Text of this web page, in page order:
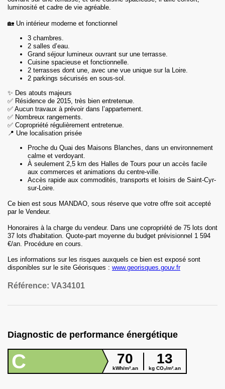
luminosité et cadre de vie agréable.
🏡 Un intérieur moderne et fonctionnel
3 chambres.
2 salles d’eau.
Grand séjour lumineux ouvrant sur une terrasse.
Cuisine spacieuse et fonctionnelle.
2 terrasses dont une, avec une vue unique sur la Loire.
2 parkings sécurisés en sous-sol.
✨ Des atouts majeurs
✅ Résidence de 2015, très bien entretenue.
✅ Aucun travaux à prévoir dans l’appartement.
✅ Nombreux rangements.
✅ Copropriété régulièrement entretenue.
📍 Une localisation prisée
Proche du Quai des Maisons Blanches, dans un environnement
calme et verdoyant.
À seulement 2,5 km des Halles de Tours pour un accès facile
aux commerces et animations du centre-ville.
Accès rapide aux commodités, transports et loisirs de Saint-Cyr-
sur-Loire.
Ce bien est sous MANDAO, sous réserve que votre offre soit accepté
par le Vendeur.
Honoraires à la charge du vendeur. Dans une copropriété de 75 lots dont
37 lots d'habitation. Quote-part moyenne du budget prévisionnel 1 594
€/an. Procédure en cours.
Les informations sur les risques auxquels ce bien est exposé sont
disponibles sur le site Géorisques : www.georisques.gouv.fr
Référence: VA34101
Diagnostic de performance énergétique
C 70
kWh/m².an
13
kg CO₂/m².an